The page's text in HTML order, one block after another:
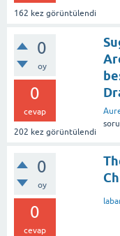
162 kez görüntülendi
0
oy
0
cevap
202 kez görüntülendi
0
oy
0
cevap